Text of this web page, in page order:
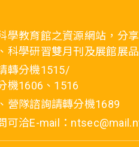
學教育館之資源網站，分
科學研習雙月刊及展館展
轉分機1515/
機1606、1516
營隊諮詢請轉分機1689
可洽E-mail：